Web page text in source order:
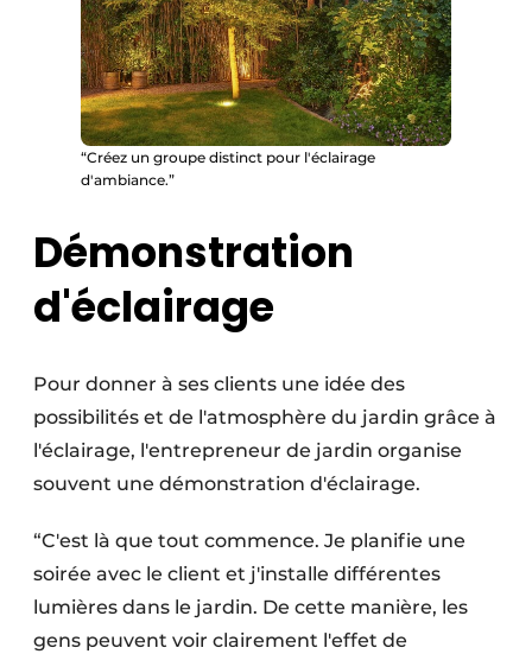
“Créez un groupe distinct pour l'éclairage
d'ambiance.”
Démonstration
d'éclairage
Pour donner à ses clients une idée des
possibilités et de l'atmosphère du jardin grâce à
l'éclairage, l'entrepreneur de jardin organise
souvent une démonstration d'éclairage.
“C'est là que tout commence. Je planifie une
soirée avec le client et j'installe différentes
lumières dans le jardin. De cette manière, les
gens peuvent voir clairement l'effet de